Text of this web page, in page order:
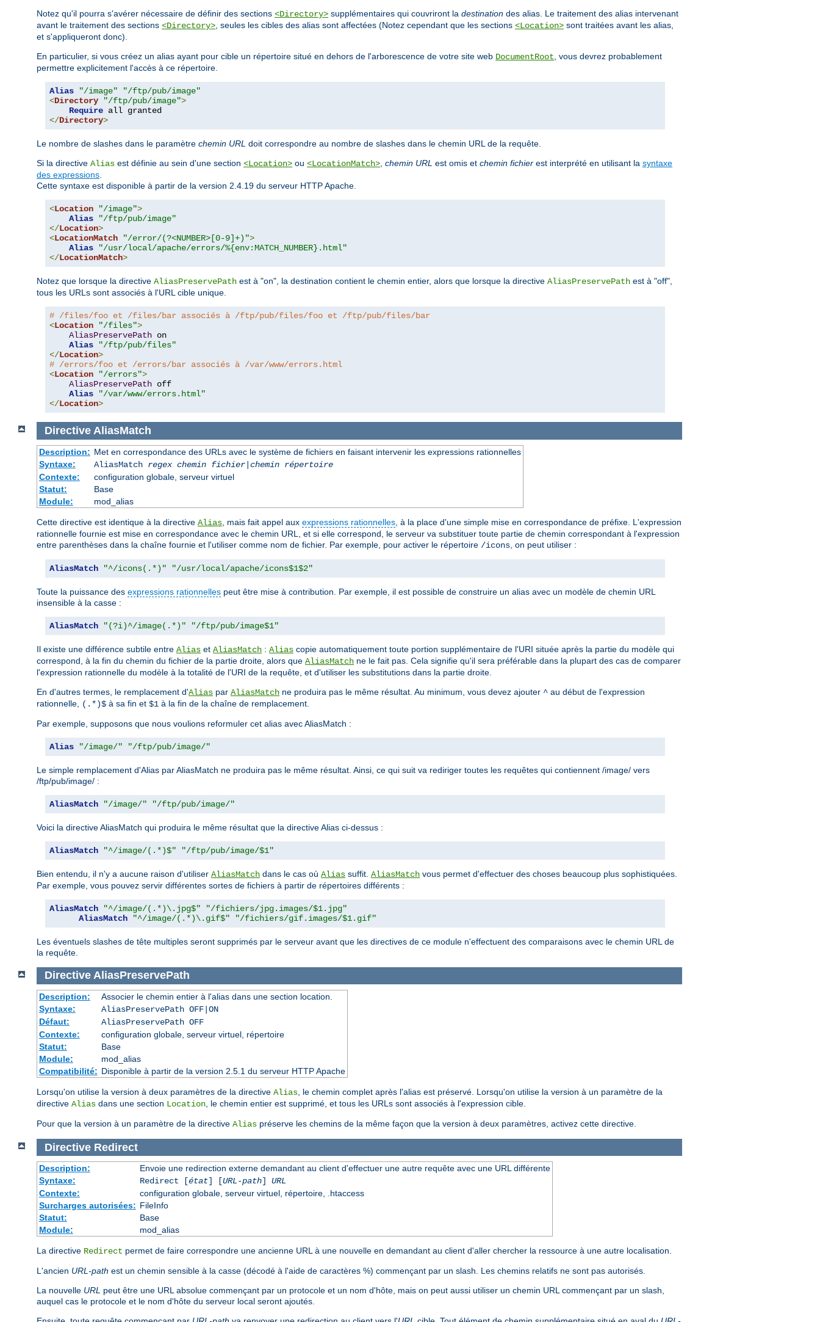
Notez qu'il pourra s'avérer nécessaire de définir des sections <Directory> supplémentaires qui couvriront la destination des alias. Le traitement des alias intervenant
avant le traitement des sections <Directory>, seules les cibles des alias sont affectées (Notez cependant que les sections <Location> sont traitées avant les alias,
et s'appliqueront donc).
En particulier, si vous créez un alias ayant pour cible un répertoire situé en dehors de l'arborescence de votre site web DocumentRoot, vous devrez probablement
permettre explicitement l'accès à ce répertoire.
Alias "/image"
"/ftp/pub/image"
<Directory "/ftp/pub/image">
Require
</Directory>
Le nombre de slashes dans le paramètre chemin URL doit correspondre au nombre de slashes dans le chemin URL de la requête.
Si la directive Alias est définie au sein d'une section <Location> ou <LocationMatch>, chemin URL est omis et chemin fichier est interprété en utilisant la syntaxe
des expressions.
Cette syntaxe est disponible à partir de la version 2.4.19 du serveur HTTP Apache.
<Location "/image">
Alias
"/ftp/pub/image"
</Location>
<LocationMatch "/error/(?<NUMBER>[0-9]+)">
Alias
"/usr/local/apache/errors/%{env:MATCH_NUMBER}.html"
</LocationMatch>
Notez que lorsque la directive AliasPreservePath est à "on", la destination contient le chemin entier, alors que lorsque la directive AliasPreservePath est à "off",
tous les URLs sont associés à l'URL cible unique.
# /files/foo et /files/bar associés à /ftp/pub/files/foo et /ftp/pub/files/bar
<Location "/files">
AliasPreservePath on
Alias
"/ftp/pub/files"
</Location>
# /errors/foo et /errors/bar associés à /var/www/errors.html
<Location "/errors">
AliasPreservePath off
Alias
"/var/www/errors.html"
</Location>
Directive AliasMatch
Description: Met en correspondance des URLs avec le système de fichiers en faisant intervenir les expressions rationnelles
Syntaxe:
AliasMatch regex chemin fichier| chemin répertoire
Contexte:
configuration globale, serveur virtuel
Statut:
Base
Module:
mod_alias
Cette directive est identique à la directive Alias , mais fait appel aux expressions rationnelles , à la place d'une simple mise en correspondance de préfixe. L'expression
rationnelle fournie est mise en correspondance avec le chemin URL, et si elle correspond, le serveur va substituer toute partie de chemin correspondant à l'expression
entre parenthèses dans la chaîne fournie et l'utiliser comme nom de fichier. Par exemple, pour activer le répertoire /icons , on peut utiliser :
AliasMatch "^/icons(.*)" "/usr/local/apache/icons$1$2"
Toute la puissance des expressions rationnelles peut être mise à contribution. Par exemple, il est possible de construire un alias avec un modèle de chemin URL
insensible à la casse :
AliasMatch "(?i)^/image(.*)" "/ftp/pub/image$1"
Il existe une différence subtile entre Alias et AliasMatch : Alias copie automatiquement toute portion supplémentaire de l'URI située après la partie du modèle qui
correspond, à la fin du chemin du fichier de la partie droite, alors que AliasMatch ne le fait pas. Cela signifie qu'il sera préférable dans la plupart des cas de comparer
l'expression rationnelle du modèle à la totalité de l'URI de la requête, et d'utiliser les substitutions dans la partie droite.
En d'autres termes, le remplacement d'Alias par AliasMatch ne produira pas le même résultat. Au minimum, vous devez ajouter ^ au début de l'expression
rationnelle,
(.*)$ à sa fin et $1 à la fin de la chaîne de remplacement.
Par exemple, supposons que nous voulions reformuler cet alias avec AliasMatch :
Alias "/image/" "/ftp/pub/image/"
Le simple remplacement d'Alias par AliasMatch ne produira pas le même résultat. Ainsi, ce qui suit va rediriger toutes les requêtes qui contiennent /image/ vers
/ftp/pub/image/ :
AliasMatch "/image/" "/ftp/pub/image/"
Voici la directive AliasMatch qui produira le même résultat que la directive Alias ci-dessus :
AliasMatch "^/image/(.*)$" "/ftp/pub/image/$1"
Bien entendu, il n'y a aucune raison d'utiliser AliasMatch dans le cas où Alias suffit. AliasMatch vous permet d'effectuer des choses beaucoup plus sophistiquées.
Par exemple, vous pouvez servir différentes sortes de fichiers à partir de répertoires différents :
AliasMatch "^/image/(.*)\.jpg$"
"/fichiers/jpg.images/$1.jpg"
AliasMatch
"^/image/(.*)\.gif$" "/fichiers/gif.images/$1.gif"
Les éventuels slashes de tête multiples seront supprimés par le serveur avant que les directives de ce module n'effectuent des comparaisons avec le chemin URL de
la requête.
Directive AliasPreservePath
Description:
Associer le chemin entier à l'alias dans une section location.
Syntaxe:
AliasPreservePath OFF|ON
Défaut:
AliasPreservePath OFF
Contexte:
configuration globale, serveur virtuel, répertoire
Statut:
Base
Module:
mod_alias
Compatibilité: Disponible à partir de la version 2.5.1 du serveur HTTP Apache
Lorsqu'on utilise la version à deux paramètres de la directive Alias , le chemin complet après l'alias est préservé. Lorsqu'on utilise la version à un paramètre de la
directive Alias dans une section Location , le chemin entier est supprimé, et tous les URLs sont associés à l'expression cible.
Pour que la version à un paramètre de la directive Alias préserve les chemins de la même façon que la version à deux paramètres, activez cette directive.
Directive Redirect
Description:
Envoie une redirection externe demandant au client d'effectuer une autre requête avec une URL différente
Syntaxe:
Redirect [état] [URL-path] URL
Contexte:
configuration globale, serveur virtuel, répertoire, .htaccess
Surcharges autorisées: FileInfo
Statut:
Base
Module:
mod_alias
La directive Redirect permet de faire correspondre une ancienne URL à une nouvelle en demandant au client d'aller chercher la ressource à une autre localisation.
L'ancien URL-path est un chemin sensible à la casse (décodé à l'aide de caractères %) commençant par un slash. Les chemins relatifs ne sont pas autorisés.
La nouvelle URL peut être une URL absolue commençant par un protocole et un nom d'hôte, mais on peut aussi utiliser un chemin URL commençant par un slash,
auquel cas le protocole et le nom d'hôte du serveur local seront ajoutés.